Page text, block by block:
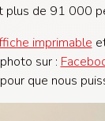
plus de 91 000
imprimable
sur :
pour que nous